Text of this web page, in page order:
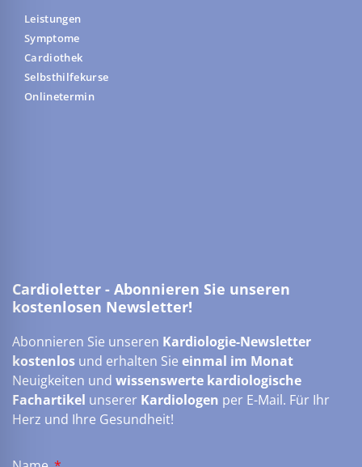
Leistungen
Symptome
Cardiothek
Selbsthilfekurse
Onlinetermin
Cardioletter - Abonnieren Sie unseren
kostenlosen Newsletter!
Abonnieren Sie unseren Kardiologie-Newsletter
kostenlos und erhalten Sie einmal im Monat
Neuigkeiten und wissenswerte kardiologische
Fachartikel unserer Kardiologen per E-Mail. Für Ihr
Herz und Ihre Gesundheit!